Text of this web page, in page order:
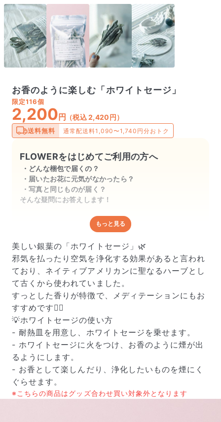
お香のように楽しむ「ホワイトセージ」
限定116個
2,200 円 （税込 2,420円）
送料無料 通常配送料1,090〜1,740円分おトク
FLOWERをはじめてご利用の方へ
どんな梱包で届くの？
届いたお花に元気がなかったら？
写真と同じものが届く？
そんな疑問にお答えします！
どんな梱包で届くの？
出荷前に水揚げ（花が水を吸いやすくなる処理）を施
し、専用ボックスに丁寧に梱包してお届けしています。
きゅっとまとめられて一見窮屈そうに見えますが、輸送
中の衝撃による折れや擦れを軽減する効果があります。
もっと見る
美しい銀葉の「ホワイトセージ」🌿
邪気を払ったり空気を浄化する効果があると言われ
ており、ネイティブアメリカンに聖なるハーブとし
て古くから使われていました。
すっとした香りが特徴で、メディテーションにもお
すすめです🧘‍♀️
💡ホワイトセージの使い方
- 耐熱皿を用意し、ホワイトセージを乗せます。
- ホワイトセージに火をつけ、お香のように煙が出
るようにします。
- お香として楽しんだり、浄化したいものを煙にく
ぐらせます。
※こちらの商品はグッズ合わせ買い対象外となります